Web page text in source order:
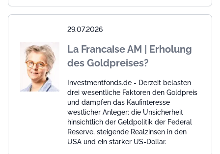
29.07.2026
La Francaise AM | Erholung
des Goldpreises?
Investmentfonds.de - Derzeit belasten
drei wesentliche Faktoren den Goldpreis
und dämpfen das Kaufinteresse
westlicher Anleger: die Unsicherheit
hinsichtlich der Geldpolitik der Federal
Reserve, steigende Realzinsen in den
USA und ein starker US-Dollar.